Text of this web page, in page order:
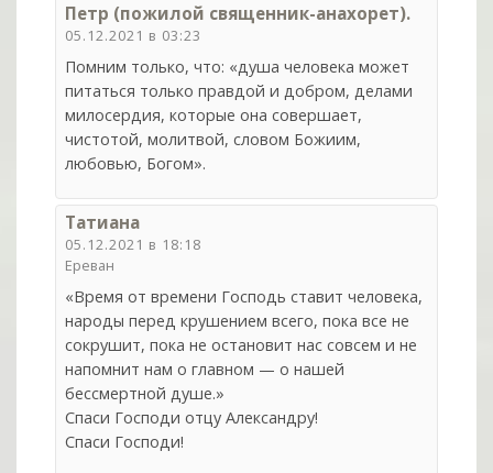
Петр (пожилой священник-анахорет).
05.12.2021 в 03:23
Помним только, что: «душа человека может
питаться только правдой и добром, делами
милосердия, которые она совершает,
чистотой, молитвой, словом Божиим,
любовью, Богом».
Татиана
05.12.2021 в 18:18
Ереван
«Время от времени Господь ставит человека,
народы перед крушением всего, пока все не
сокрушит, пока не остановит нас совсем и не
напомнит нам о главном — о нашей
бессмертной душе.»
Спаси Господи отцу Александру!
Спаси Господи!